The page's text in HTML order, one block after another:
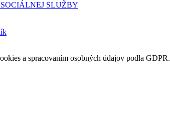
SLUŽBY
a spracovaním osobných údajov podla GDPR.